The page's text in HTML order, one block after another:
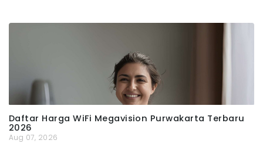
Daftar Harga WiFi Megavision Purwakarta Terbaru
2026
Aug 07, 2026